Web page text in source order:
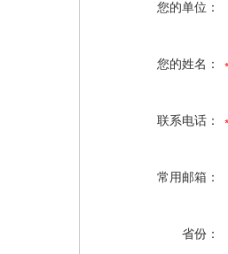
您的单位：
您的姓名：
联系电话：
常用邮箱：
省份：